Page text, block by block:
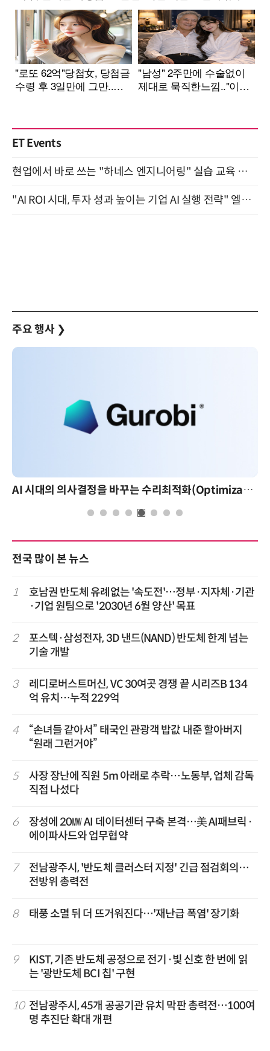
ET Events
현업에서 바로 쓰는 "하네스 엔지니어링" 실습 교육 워크숍 8월 20일 개최
"AI ROI 시대, 투자 성과 높이는 기업 AI 실행 전략" 엘타워 6층 (9월 18일)
주요 행사 ❯
AI 시대의 의사결정을 바꾸는 수리최적화(Optimization): 실제 산업 적용 사례와 활용 전략
전국 많이 본 뉴스
1
호남권 반도체 유례없는 '속도전'…정부·지자체·기관
·기업 원팀으로 '2030년 6월 양산' 목표
2
포스텍·삼성전자, 3D 낸드(NAND) 반도체 한계 넘는
기술 개발
3
레디로버스트머신, VC 30여곳 경쟁 끝 시리즈B 134
억 유치…누적 229억
4
“손녀들 같아서” 태국인 관광객 밥값 내준 할아버지
“원래 그런거야”
5
사장 장난에 직원 5m 아래로 추락…노동부, 업체 감독
직접 나섰다
6
장성에 20㎿ AI 데이터센터 구축 본격…美 AI패브릭·
에이파사드와 업무협약
7
전남광주시, '반도체 클러스터 지정' 긴급 점검회의…
전방위 총력전
8 태풍 소멸 뒤 더 뜨거워진다…'재난급 폭염' 장기화
9
KIST, 기존 반도체 공정으로 전기·빛 신호 한 번에 읽
는 '광반도체 BCI 칩' 구현
10 전남광주시, 45개 공공기관 유치 막판 총력전…100여
명 추진단 확대 개편